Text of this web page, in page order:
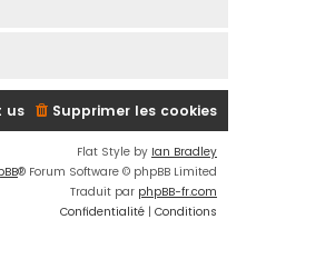
Supprimer les cookies
us
Flat Style by Ian Bradley
® Forum Software © phpBB Limited
Traduit par phpBB-fr.com
Confidentialité | Conditions